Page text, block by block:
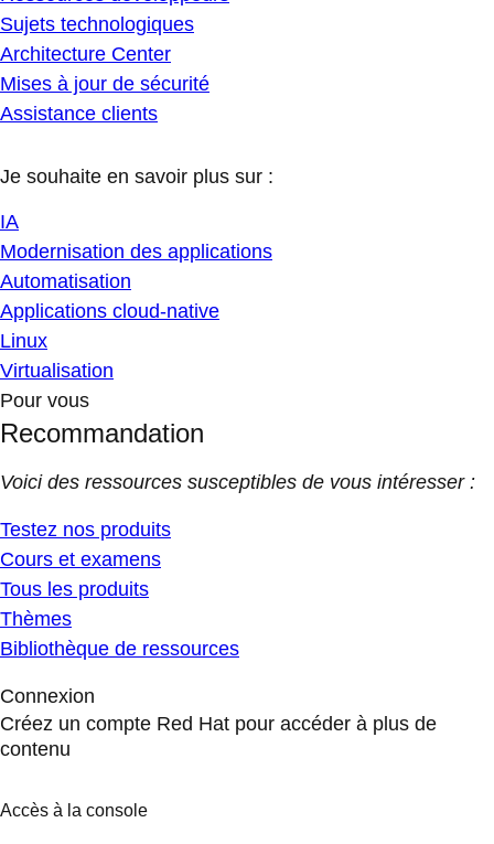
Sujets technologiques
Architecture Center
Mises à jour de sécurité
Assistance clients
Je souhaite en savoir plus sur :
IA
Modernisation des applications
Automatisation
Applications cloud-native
Linux
Virtualisation
Pour vous
Recommandation
Voici des ressources susceptibles de vous intéresser :
Testez nos produits
Cours et examens
Tous les produits
Thèmes
Bibliothèque de ressources
Connexion
Créez un compte Red Hat pour accéder à plus de
contenu
Accès à la console